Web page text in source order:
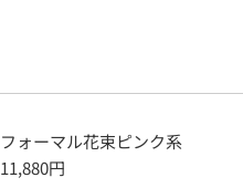
フォーマル花束ピンク系
11,880円